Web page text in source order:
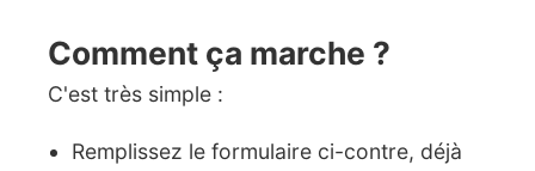
Comment ça marche ?
C'est très simple :
Remplissez le formulaire ci-contre, déjà